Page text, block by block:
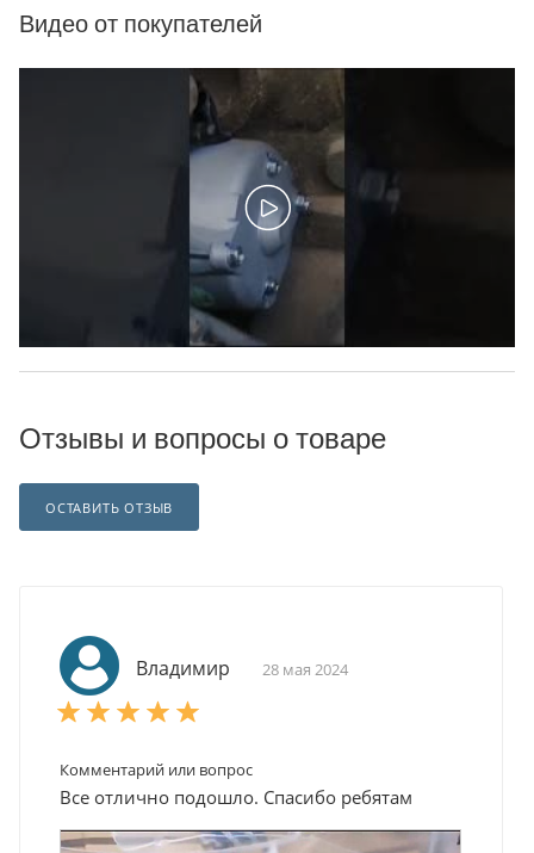
Видео от покупателей
Отзывы и вопросы о товаре
ОСТАВИТЬ ОТЗЫВ
Владимир 28 мая 2024
Комментарий или вопрос
Все отлично подошло. Спасибо ребятам